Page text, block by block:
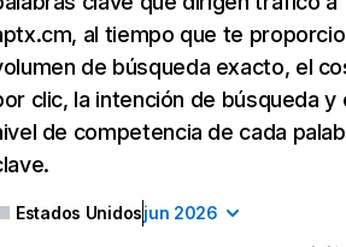
al tiempo que te
de búsqueda exacto, el
clic, la intención de búsqueda y
de competencia de cada
Estados Unidosjun 2026